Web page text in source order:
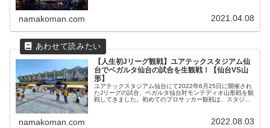
namakoman.com 2021.04.08
【人生初Jリーグ観戦】ユアテックスタジアム仙
台でベガルタ仙台の試合を生観戦！【仙台VS山
形】
ユアテックスタジアム仙台にて2022年6月25日に開催され
たJリーグの試合、ベガルタ仙台対モンテディオ山形戦を観
戦してきました。初めてのプロサッカー観戦は、スタジア
namakoman.com 2022.08.03